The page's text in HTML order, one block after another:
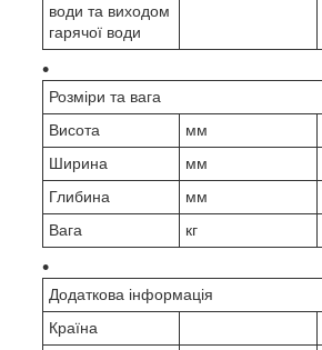
води та виходом
гарячої води
Розміри та вага
Висота
мм
Ширина
мм
Глибина
мм
Вага
кг
Додаткова інформація
Країна